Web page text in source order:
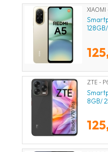
XIAOMI
ZTE -
8GB/